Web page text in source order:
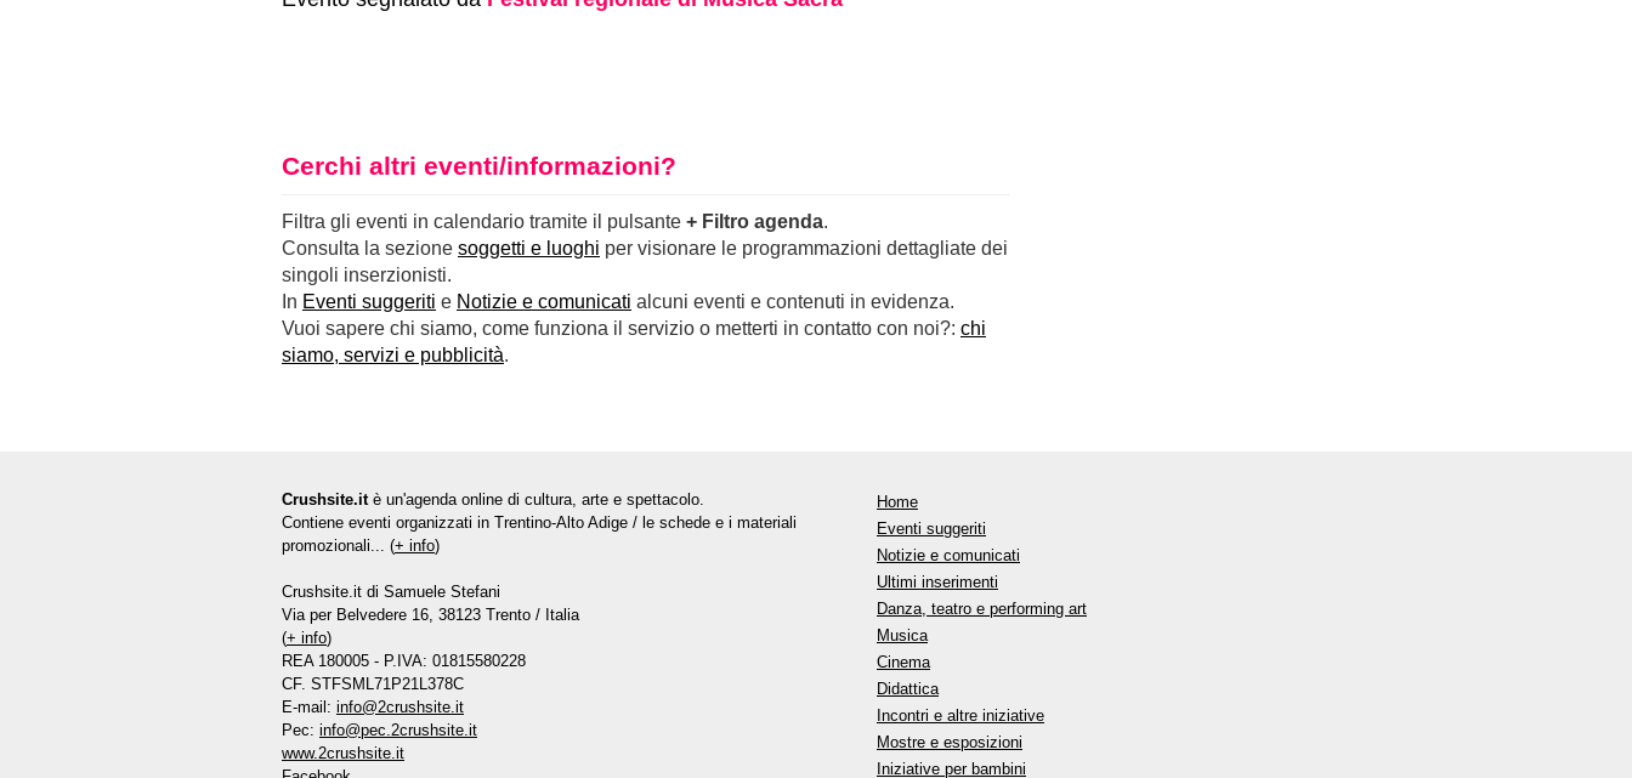
Cerchi altri eventi/informazioni?
Filtra gli eventi in calendario tramite il pulsante + Filtro agenda.
Consulta la sezione soggetti e luoghi per visionare le programmazioni dettagliate dei
singoli inserzionisti.
In Eventi suggeriti e Notizie e comunicati alcuni eventi e contenuti in evidenza.
Vuoi sapere chi siamo, come funziona il servizio o metterti in contatto con noi?: chi
siamo, servizi e pubblicità.
Crushsite.it è un'agenda online di cultura, arte e spettacolo.
Contiene eventi organizzati in Trentino-Alto Adige / le schede e i materiali
promozionali... (+ info)
Crushsite.it di Samuele Stefani
Via per Belvedere 16, 38123 Trento / Italia
(+ info)
REA 180005 - P.IVA: 01815580228
CF. STFSML71P21L378C
E-mail: info@2crushsite.it
Pec: info@pec.2crushsite.it
www.2crushsite.it
Home
Eventi suggeriti
Notizie e comunicati
Ultimi inserimenti
Danza, teatro e performing art
Musica
Cinema
Didattica
Incontri e altre iniziative
Mostre e esposizioni
Iniziative per bambini